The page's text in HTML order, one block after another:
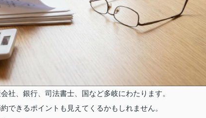
社、銀行、司法書士、国など多岐にわたります。
できるポイントも見えてくるかもしれません。